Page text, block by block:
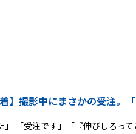
着】撮影中にまさかの受注。
」 「受注です」「『伸びしろっ